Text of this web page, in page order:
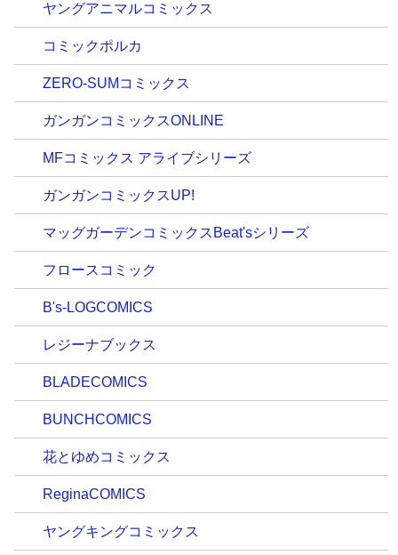
ヤングアニマルコミックス
コミックポルカ
ZERO-SUMコミックス
ガンガンコミックスONLINE
MFコミックス アライブシリーズ
ガンガンコミックスUP!
マッグガーデンコミックスBeat'sシリーズ
フロースコミック
B's-LOGCOMICS
レジーナブックス
BLADECOMICS
BUNCHCOMICS
花とゆめコミックス
ReginaCOMICS
ヤングキングコミックス